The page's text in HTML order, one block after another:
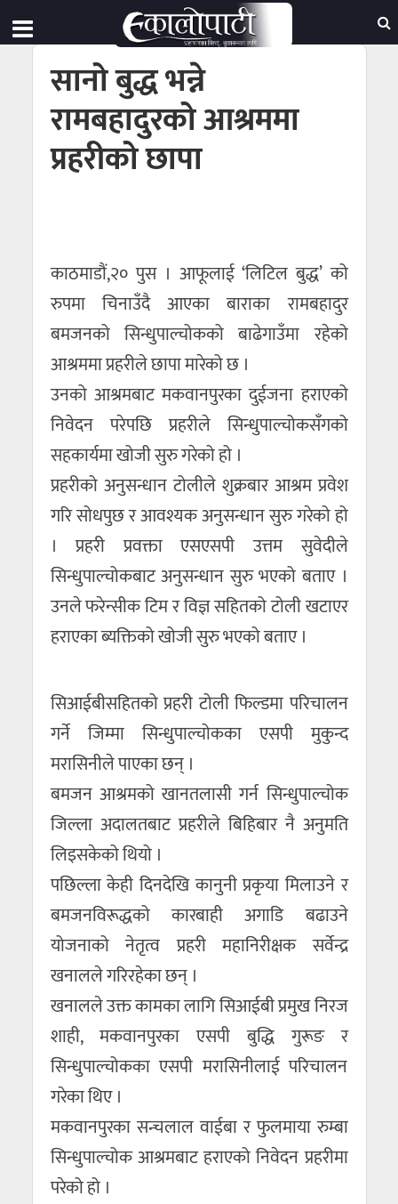
सानो बुद्ध भन्ने
रामबहादुरको आश्रममा
प्रहरीको छापा
काठमाडौं,२० पुस । आफूलाई ‘लिटिल बुद्ध’ को
रुपमा चिनाउँदै आएका बाराका रामबहादुर
बमजनको सिन्धुपाल्चोकको बाढेगाउँमा रहेको
आश्रममा प्रहरीले छापा मारेको छ ।
उनको आश्रमबाट मकवानपुरका दुईजना हराएको
निवेदन परेपछि प्रहरीले सिन्धुपाल्चोकसँगको
सहकार्यमा खोजी सुरु गरेको हो ।
प्रहरीको अनुसन्धान टोलीले शुक्रबार आश्रम प्रवेश
गरि सोधपुछ र आवश्यक अनुसन्धान सुरु गरेको हो
। प्रहरी प्रवक्ता एसएसपी उत्तम सुवेदीले
सिन्धुपाल्चोकबाट अनुसन्धान सुरु भएको बताए ।
उनले फरेन्सीक टिम र विज्ञ सहितको टोली खटाएर
हराएका ब्यक्तिको खोजी सुरु भएको बताए ।
सिआईबीसहितको प्रहरी टोली फिल्डमा परिचालन
गर्ने जिम्मा सिन्धुपाल्चोकका एसपी मुकुन्द
मरासिनीले पाएका छन् ।
बमजन आश्रमको खानतलासी गर्न सिन्धुपाल्चोक
जिल्ला अदालतबाट प्रहरीले बिहिबार नै अनुमति
लिइसकेको थियो ।
पछिल्ला केही दिनदेखि कानुनी प्रकृया मिलाउने र
बमजनविरूद्धको कारबाही अगाडि बढाउने
योजनाको नेतृत्व प्रहरी महानिरीक्षक सर्वेन्द्र
खनालले गरिरहेका छन् ।
खनालले उक्त कामका लागि सिआईबी प्रमुख निरज
शाही, मकवानपुरका एसपी बुद्धि गुरूङ र
सिन्धुपाल्चोकका एसपी मरासिनीलाई परिचालन
गरेका थिए ।
मकवानपुरका सन्चलाल वाईबा र फुलमाया रुम्बा
सिन्धुपाल्चोक आश्रमबाट हराएको निवेदन प्रहरीमा
परेको हो ।